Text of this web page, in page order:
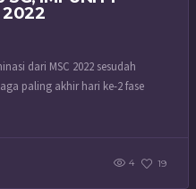
2022
dari MSC 2022 sesudah
paling akhir hari ke-2 fase
4 19